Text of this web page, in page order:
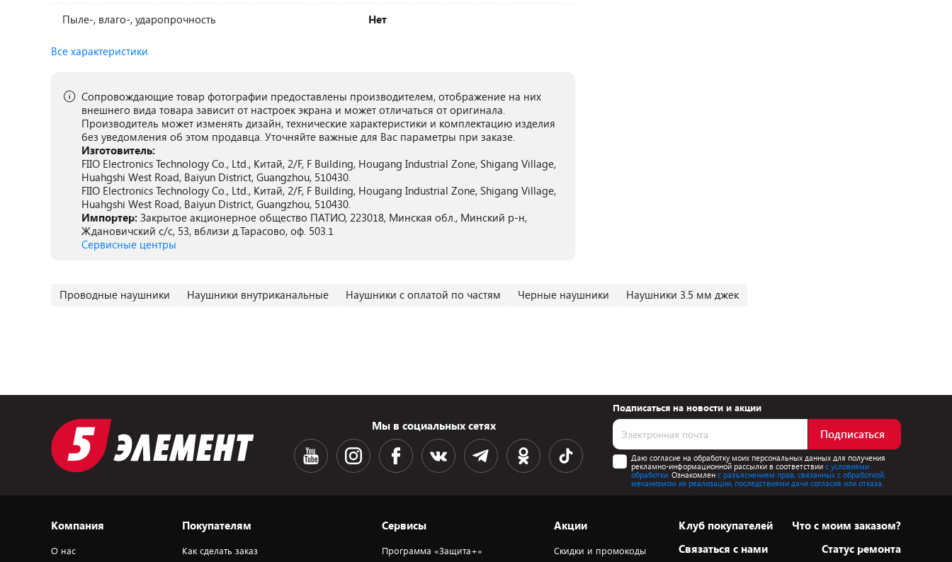
Пыле-, влаго-, ударопрочность
Нет
Все характеристики
Сопровождающие товар фотографии предоставлены производителем, отображение на них
внешнего вида товара зависит от настроек экрана и может отличаться от оригинала.
Производитель может изменять дизайн, технические характеристики и комплектацию изделия
без уведомления об этом продавца. Уточняйте важные для Вас параметры при заказе.
Изготовитель:
FIIO Electronics Technology Co., Ltd., Китай, 2/F, F Building, Hougang Industrial Zone, Shigang Village,
Huahgshi West Road, Baiyun District, Guangzhou, 510430.
FIIO Electronics Technology Co., Ltd., Китай, 2/F, F Building, Hougang Industrial Zone, Shigang Village,
Huahgshi West Road, Baiyun District, Guangzhou, 510430.
Импортер: Закрытое акционерное общество ПАТИО, 223018, Минская обл., Минский р-н,
Ждановичский с/с, 53, вблизи д.Тарасово, оф. 503.1
Сервисные центры
Проводные наушники Наушники внутриканальные Наушники с оплатой по частям Черные наушники Наушники 3.5 мм джек
Мы в социальных сетях
Подписаться на новости и акции
Подписаться
Даю согласие на обработку моих персональных данных для получения
рекламно-информационной рассылки в соответствиис условиями
обработки. Ознакомлен с разъяснением прав, связанных с обработкой,
механизмом их реализации, последствиями дачи согласия или отказа.
Компания
О нас
Покупателям
Как сделать заказ
Сервисы
Программа «Защита+»
Акции
Скидки и промокоды
Клуб покупателей
Cвязаться с нами
Что с моим заказом?
Статус ремонта